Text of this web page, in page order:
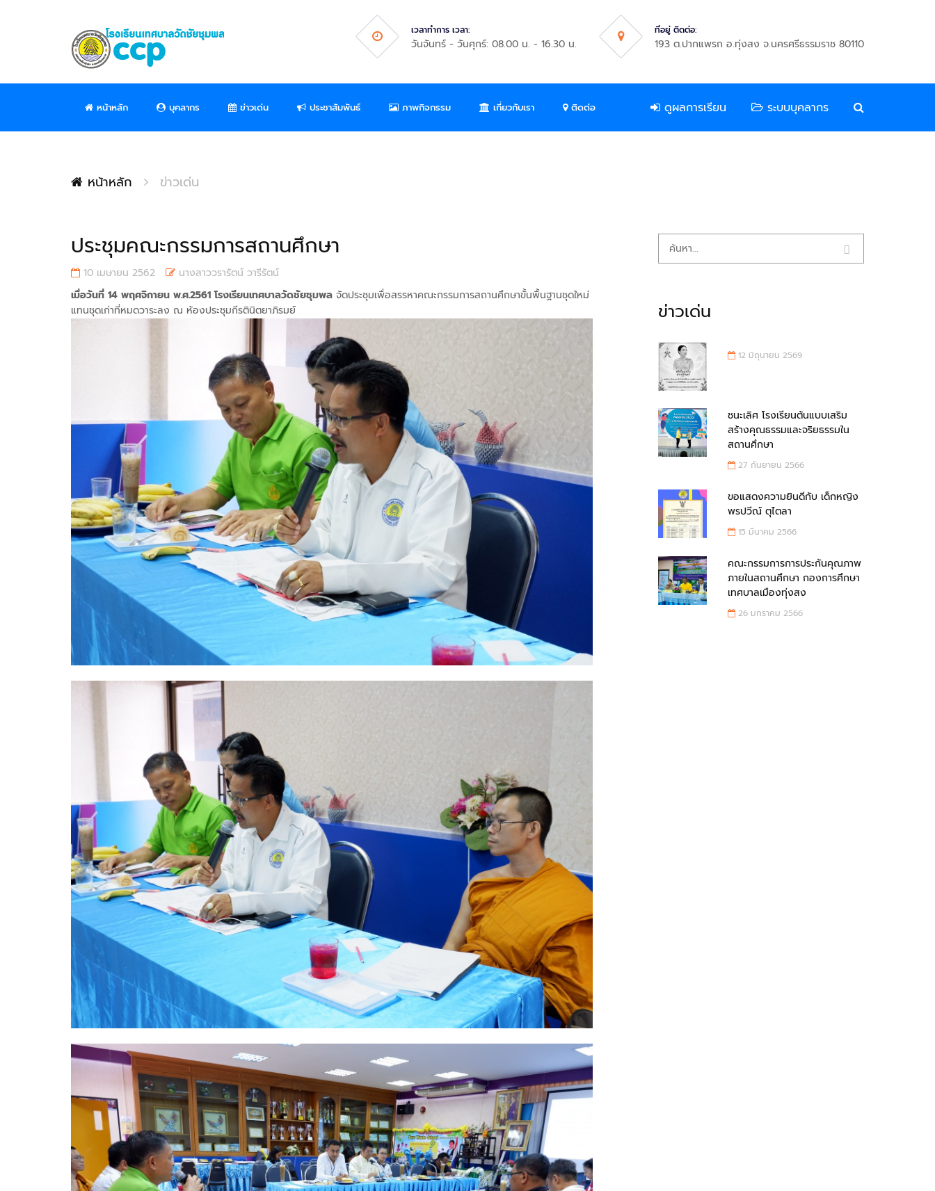
เวลาทำการ เวลา:
วันจันทร์ - วันศุกร์: 08.00 น. - 16.30 น.
ที่อยู่ ติดต่อ:
193 ต.ปากแพรก อ.ทุ่งสง จ.นครศรีธรรมราช 80110
ดูผลการเรียน ระบบบุคลากร
หน้าหลัก บุคลากร ข่าวเด่น ประชาสัมพันธ์ ภาพกิจกรรม เกี่ยวกับเรา ติดต่อ
หน้าหลัก ข่าวเด่น
ประชุมคณะกรรมการสถานศึกษา
10 เมษายน 2562
นางสาววรารัตน์ วารีรัตน์
เมื่อวันที่ 14 พฤศจิกายน พ.ศ.2561 โรงเรียนเทศบาลวัดชัยชุมพล จัดประชุมเพื่อสรรหาคณะกรรมการสถานศึกษาขั้นพื้นฐานชุดใหม่
แทนชุดเก่าที่หมดวาระลง ณ ห้องประชุมกีรตินิตยาภิรมย์
ข่าวเด่น
12 มิถุนายน 2569
ชนะเลิศ โรงเรียนต้นแบบเสริม
สร้างคุณธรรมและจริยธรรมใน
สถานศึกษา
27 กันยายน 2566
ขอแสดงความยินดีกับ เด็กหญิง
พรปวีณ์ ตุไตลา
15 มีนาคม 2566
คณะกรรมการการประกันคุณภาพ
ภายในสถานศึกษา กองการศึกษา
เทศบาลเมืองทุ่งสง
26 มกราคม 2566